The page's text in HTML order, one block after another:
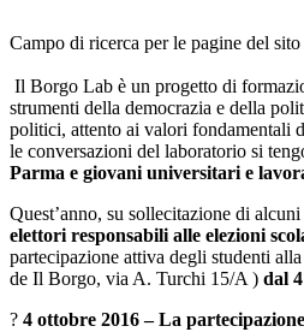
Campo di ricerca per le pagine del sito
Il Borgo Lab è un progetto di
strumenti della democrazia e della
politici, attento ai valori fondamentali
le conversazioni del laboratorio si
Parma e giovani universitari e
Quest’anno, su sollecitazione di
elettori responsabili alle elezioni
partecipazione attiva degli studenti
de Il Borgo, via A. Turchi 15/A ) dal
? 4 ottobre 2016 – La